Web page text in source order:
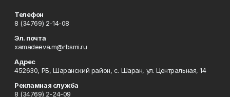
Телефон
8 (34769) 2-14-08
Эл. почта
xamadeeva.m@rbsmi.ru
Адрес
452630, РБ, Шаранский район, с. Шаран, ул. Центральная, 14
Рекламная служба
8 (34769) 2-24-09